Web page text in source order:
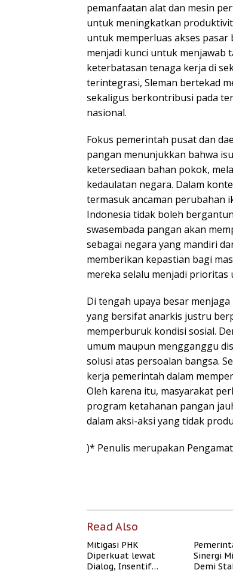
pemanfaatan alat dan mesin
untuk meningkatkan
untuk memperluas akses
menjadi kunci untuk menjawab
keterbatasan tenaga kerja di
terintegrasi, Sleman bertekad
sekaligus berkontribusi pada
nasional.
Fokus pemerintah pusat dan
pangan menunjukkan bahwa
ketersediaan bahan pokok,
kedaulatan negara. Dalam
termasuk ancaman perubahan
Indonesia tidak boleh
swasembada pangan akan
sebagai negara yang mandiri
memberikan kepastian bagi
mereka selalu menjadi prioritas
Di tengah upaya besar
yang bersifat anarkis justru
memperburuk kondisi sosial.
umum maupun mengganggu
solusi atas persoalan bangsa.
kerja pemerintah dalam
Oleh karena itu, masyarakat
program ketahanan pangan
dalam aksi-aksi yang tidak
)* Penulis merupakan
Read Also
Mitigasi PHK
Diperkuat lewat
Dialog, Insentif
Sinergi
Demi